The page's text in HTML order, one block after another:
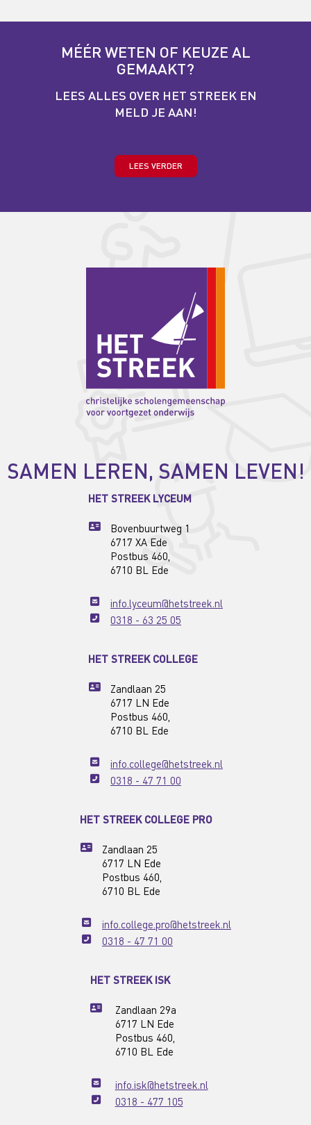
MÉÉR WETEN OF KEUZE AL
GEMAAKT?
LEES ALLES OVER HET STREEK EN
MELD JE AAN!
LEES VERDER
SAMEN LEREN, SAMEN LEVEN!
HET STREEK LYCEUM
Bovenbuurtweg 1
6717 XA Ede
Postbus 460,
6710 BL Ede
info.lyceum@hetstreek.nl
0318 - 63 25 05
HET STREEK COLLEGE
Zandlaan 25
6717 LN Ede
Postbus 460,
6710 BL Ede
info.college@hetstreek.nl
0318 - 47 71 00
HET STREEK COLLEGE PRO
Zandlaan 25
6717 LN Ede
Postbus 460,
6710 BL Ede
info.college.pro@hetstreek.nl
0318 - 47 71 00
HET STREEK ISK
Zandlaan 29a
6717 LN Ede
Postbus 460,
6710 BL Ede
info.isk@hetstreek.nl
0318 - 477 105